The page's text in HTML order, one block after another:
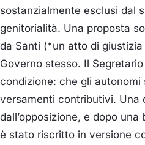
sostanzialmente esclusi dal
genitorialità. Una proposta
da Santi (*un atto di giustizia
Governo stesso. Il
condizione: che gli autonomi
versamenti contributivi. Una
dall’opposizione, e dopo
è stato riscritto in versione